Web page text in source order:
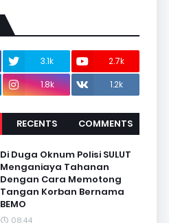
3.1k
2.7k
1.8k 1.2k
RECENTS COMMENTS
Di Duga Oknum Polisi SULUT
Menganiaya Tahanan
Dengan Cara Memotong
Tangan Korban Bernama
BEMO
08.44